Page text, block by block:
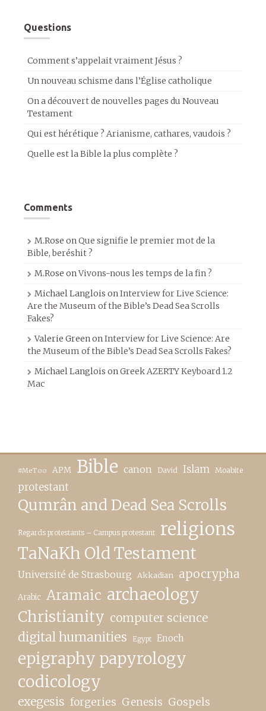
Questions
Comment s’appelait vraiment Jésus ?
Un nouveau schisme dans l’Église catholique
On a découvert de nouvelles pages du Nouveau
Testament
Qui est hérétique ? Arianisme, cathares, vaudois ?
Quelle est la Bible la plus complète ?
Comments
M.Rose onQue signifie le premier mot de la
Bible, beréshit ?
M.Rose onVivons-nous les temps de la fin ?
Michael Langlois onInterview for Live Science:
Are the Museum of the Bible’s Dead Sea Scrolls
Fakes?
Valerie GreenonInterview for Live Science: Are
the Museum of the Bible’s Dead Sea Scrolls Fakes?
Michael Langlois onGreek AZERTY Keyboard 1.2
Mac
#MeToo APM Bible canon David Islam Moabite
protestant
Qumrân and Dead Sea Scrolls
Regards protestants – Campus protestant religions
TaNaKh Old Testament
Université de Strasbourg Akkadian apocrypha
Arabic Aramaic archaeology
Christianity computer science
digital humanities Egypt Enoch
epigraphy papyrology
codicology
exegesis forgeries Genesis Gospels